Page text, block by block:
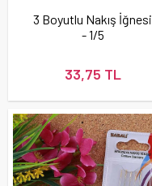
3 Boyutlu Nakış İğnesi
- 1/5
33,75 TL